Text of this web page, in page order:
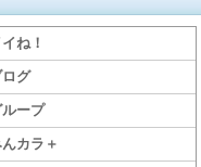
ね！
ログ
ループ
カラ＋